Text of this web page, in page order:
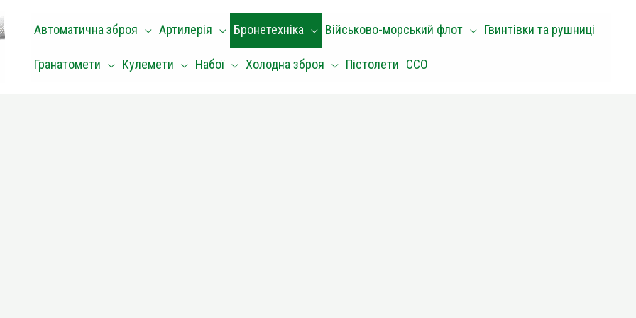
Автоматична зброя Артилерія Бронетехніка Військово-морський флот Гвинтівки та рушниці
Гранатомети Кулемети Набої Холодна зброя Пістолети ССО